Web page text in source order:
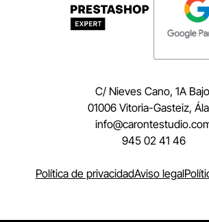
C/ Nieves Cano, 1A
01006 Vitoria-Gasteiz,
945 02 41 46
Política de privacidadAviso legal